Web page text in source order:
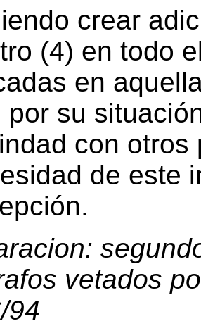
crear
(4) en todo
en
por su
con
de este
vetados
94